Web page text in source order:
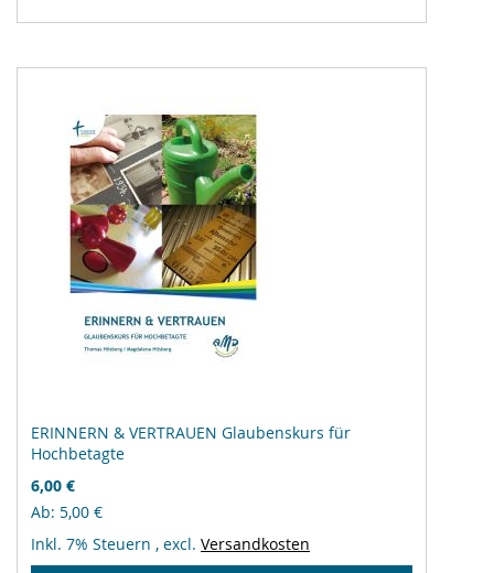
hinzufügen
ERINNERN & VERTRAUEN Glaubenskurs für
Hochbetagte
6,00 €
Ab 5,00 €
Inkl. 7% Steuern , excl. Versandkosten